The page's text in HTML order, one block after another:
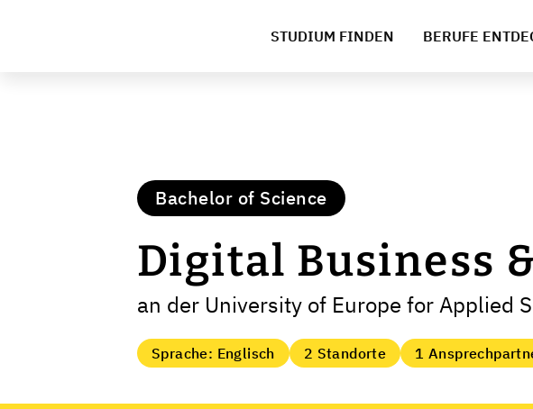
STUDIUM FINDEN BERUFE
Bachelor of Science
Digital Business
an der University of Europe for Applied
Sprache: Englisch 2 Standorte 1